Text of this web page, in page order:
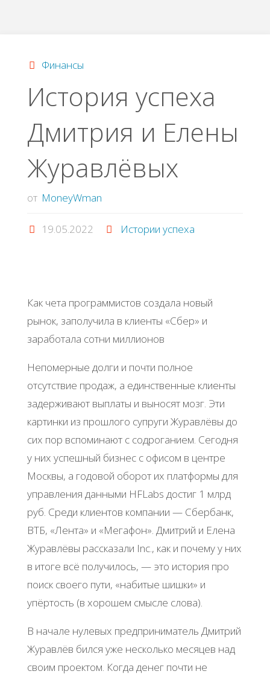
Финансы
История успеха
Дмитрия и Елены
Журавлёвых
от MoneyWman
19.05.2022 Истории успеха
Как чета программистов создала новый
рынок, заполучила в клиенты «Сбер» и
заработала сотни миллионов
Непомерные долги и почти полное
отсутствие продаж, а единственные клиенты
задерживают выплаты и выносят мозг. Эти
картинки из прошлого супруги Журавлёвы до
сих пор вспоминают с содроганием. Сегодня
у них успешный бизнес с офисом в центре
Москвы, а годовой оборот их платформы для
управления данными HFLabs достиг 1 млрд
руб. Среди клиентов компании — Сбербанк,
ВТБ, «Лента» и «Мегафон». Дмитрий и Елена
Журавлёвы рассказали Inc., как и почему у них
в итоге всё получилось, — это история про
поиск своего пути, «набитые шишки» и
упёртость (в хорошем смысле слова).
В начале нулевых предприниматель Дмитрий
Журавлёв бился уже несколько месяцев над
своим проектом. Когда денег почти не